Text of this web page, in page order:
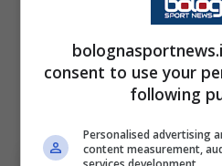
dirigenziale dopo un
un tracollo totale nel
portato ilMilandal
consent to use your
following
Personalised advertising
content measurement,